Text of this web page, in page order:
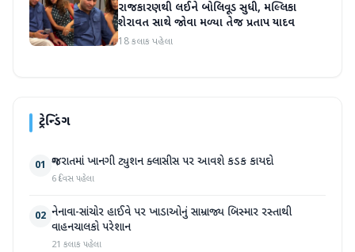
રાજકારણથી લઈને બોલિવૂડ સુધી, મલ્લિકા
શેરાવત સાથે જોવા મળ્યા તેજ પ્રતાપ યાદવ
18 કલાક પહેલા
ટ્રેન્ડિંગ
01 ગુજરાતમાં ખાનગી ટ્યુશન ક્લાસીસ પર આવશે કડક કાયદો
6 દિવસ પહેલા
02 નેનાવા-સાંચોર હાઈવે પર ખાડાઓનું સામ્રાજ્ય બિસ્માર રસ્તાથી
વાહનચાલકો પરેશાન
21 કલાક પહેલા